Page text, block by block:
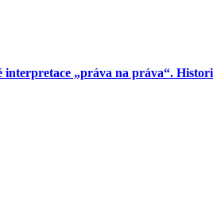
„práva na práva“.